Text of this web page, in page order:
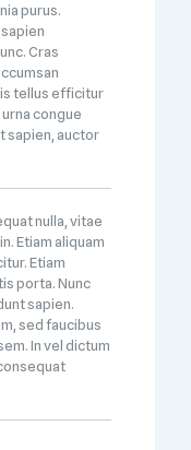
purus.
Cras
tellus efficitur
congue
sapien, auctor
nulla, vitae
Etiam aliquam
Etiam
porta. Nunc
sapien.
sed faucibus
In vel dictum